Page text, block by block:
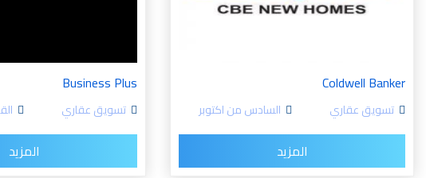
Coldwell Banker
تسويق عقاري السادس من اكتوبر
المزيد
Business Plus
تسويق عقاري
المزيد